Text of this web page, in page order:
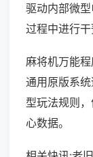
驱动内部微
过程中进行干
麻将机万能
通用原版系
型玩法规则
心数据。